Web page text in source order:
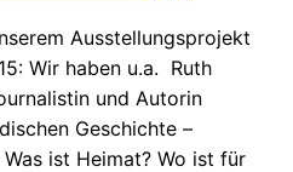
Ausstellungsprojekt
Wir haben u.a. Ruth
und Autorin
Geschichte –
ist Heimat? Wo ist für